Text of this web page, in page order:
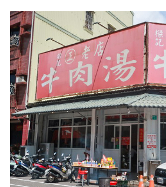
生活風
書房集
日記簿
餐桌週記
享樂隨手拍
照相簿
影音區
創意出版服務